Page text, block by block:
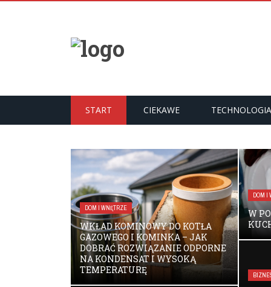
START CIEKAWE TECHNOLOGIA
DOM I WNĘTRZE
WKŁAD KOMINOWY DO KOTŁA
GAZOWEGO I KOMINKA – JAK
DOBRAĆ ROZWIĄZANIE ODPORNE
NA KONDENSAT I WYSOKĄ
TEMPERATURĘ
DOM I
W